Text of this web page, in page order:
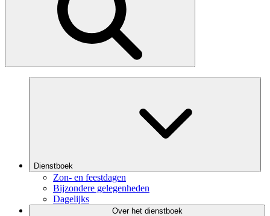
Dienstboek
Zon- en feestdagen
Bijzondere gelegenheden
Dagelijks
Over het dienstboek